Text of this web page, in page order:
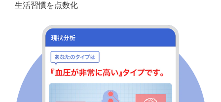
生活習慣を点数化